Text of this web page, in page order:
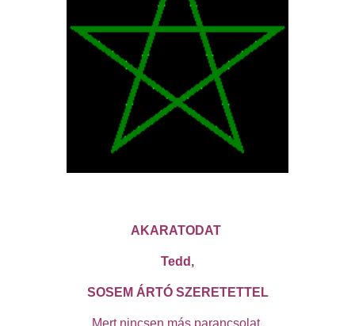
AKARATODAT
Tedd,
SOSEM ÁRTÓ SZERETETTEL
Mert nincsen más parancsolat,